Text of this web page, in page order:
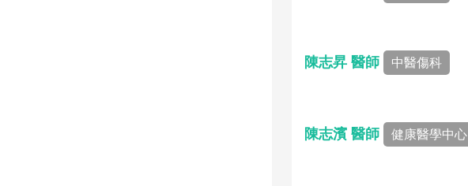
陳志昇 醫師 中醫傷科
陳志濱 醫師 健康醫學中心